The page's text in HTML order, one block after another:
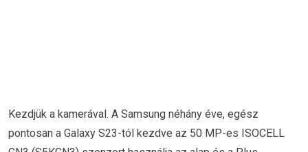
Kezdjük a kamerával. A Samsung néhány éve, egész
pontosan a Galaxy S23-tól kezdve az 50 MP-es ISOCELL